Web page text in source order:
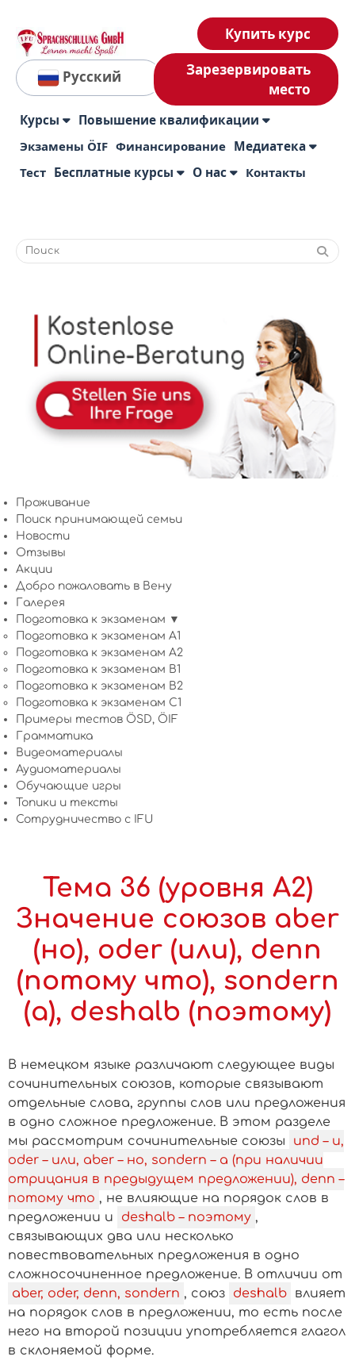
Русский
Купить курс
Зарезервировать
место
Курсы Повышение квалификации
Экзамены ÖIF Финансирование Медиатека
Тест Бесплатные курсы О нас Контакты
Проживание
Поиск принимающей семьи
Новости
Отзывы
Акции
Добро пожаловать в Вену
Галерея
Подготовка к экзаменам ▼
Подготовка к экзаменам A1
Подготовка к экзаменам A2
Подготовка к экзаменам B1
Подготовка к экзаменам B2
Подготовка к экзаменам C1
Примеры тестов ÖSD, ÖIF
Грамматика
Видеоматериалы
Аудиоматериалы
Обучающие игры
Топики и тексты
Сотрудничество c IFU
Тема 36 (уровня А2)
Значение союзов aber
(но), oder (или), denn
(потому что), sondern
(а), deshalb (поэтому)
В немецком языке различают следующее виды
сочинительных союзов, которые связывают
отдельные слова, группы слов или предложения
в одно сложное предложение. В этом разделе
мы рассмотрим сочинительные союзы
und – и,
oder – или, aber – но, sondern – а (при наличии
отрицания в предыдущем предложении), denn –
потому что , не влияющие на порядок слов в
предложении и
deshalb – поэтому ,
связывающих два или несколько
повествовательных предложения в одно
сложносочиненное предложение. В отличии от
aber, oder, denn, sondern , союз deshalb
влияет
на порядок слов в предложении, то есть после
него на второй позиции употребляется глагол
в склоняемой форме.